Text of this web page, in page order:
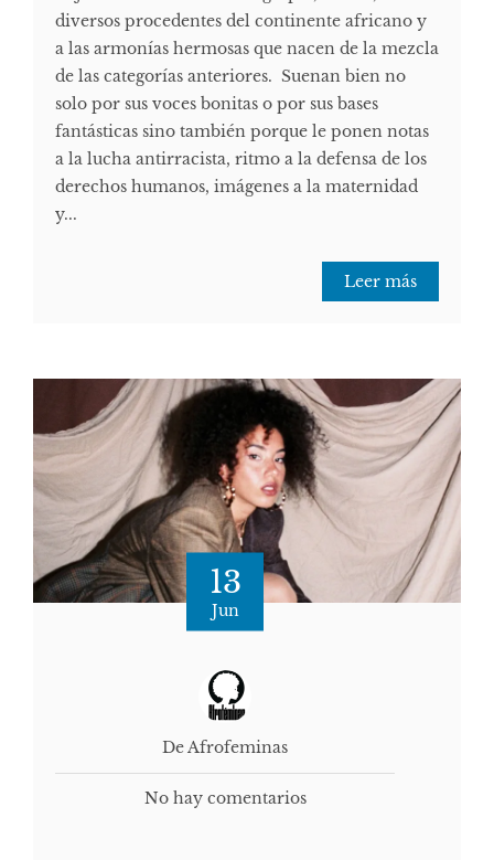
diversos procedentes del continente africano y
a las armonías hermosas que nacen de la mezcla
de las categorías anteriores. Suenan bien no
solo por sus voces bonitas o por sus bases
fantásticas sino también porque le ponen notas
a la lucha antirracista, ritmo a la defensa de los
derechos humanos, imágenes a la maternidad
y...
Leer más
13
Jun
De Afrofeminas
No hay comentarios